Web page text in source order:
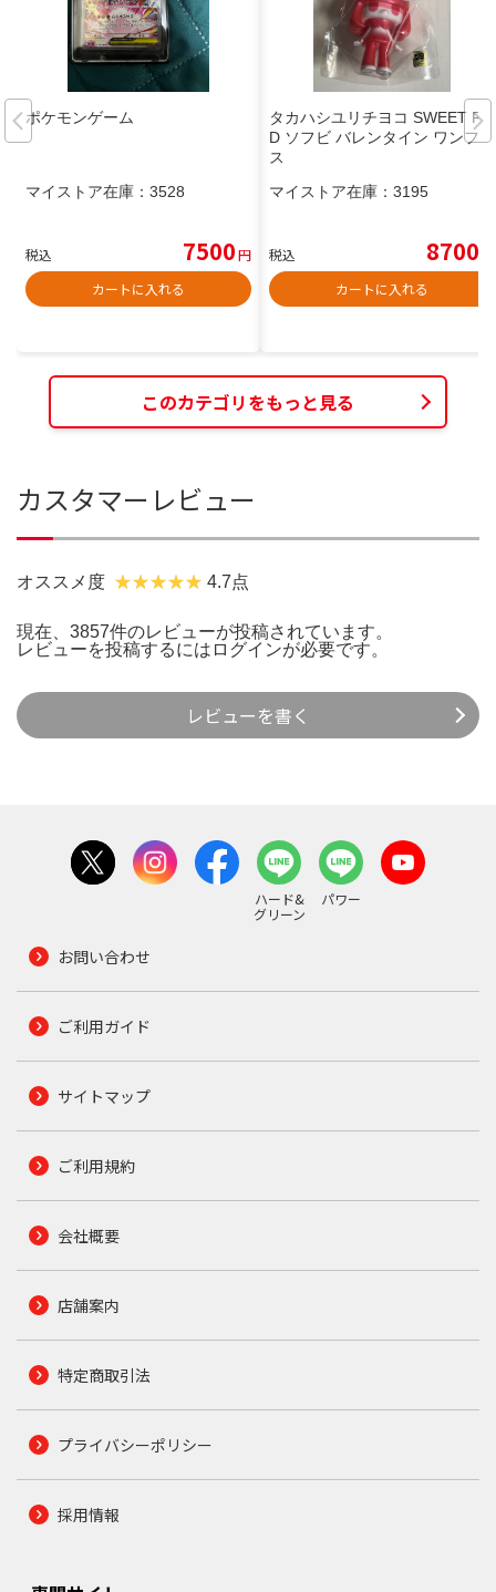
ポケモンゲーム
マイストア在庫： 3528
税込 7500円
カートに入れる
タカハシユリチヨコ SWEET RE
D ソフビ バレンタイン ワンフェ
ス
マイストア在庫： 3195
税込 8700
カートに入れる
このカテゴリをもっと見る
カスタマーレビュー
オススメ度 4.7点
現在、3857件のレビューが投稿されています。
レビューを投稿するには ログインが必要です。
レビューを書く
ハード&
グリーン
パワー
お問い合わせ
ご利用ガイド
サイトマップ
ご利用規約
会社概要
店舗案内
特定商取引法
プライバシーポリシー
採用情報